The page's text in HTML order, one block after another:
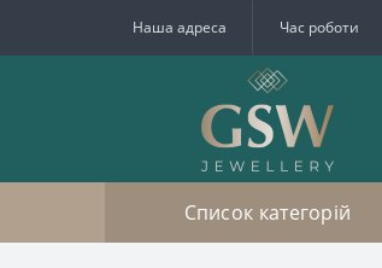
Наша адреса Час роботи
Список категорій